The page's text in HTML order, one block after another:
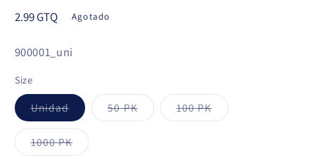
Precio
2.99 GTQ Agotado
SKU:
900001_uni
Size
UnidadVariante
agotada
o
no
disponible
50 PKVariante
agotada
100 PKVariante
agotada
1000 PKVariante
agotada